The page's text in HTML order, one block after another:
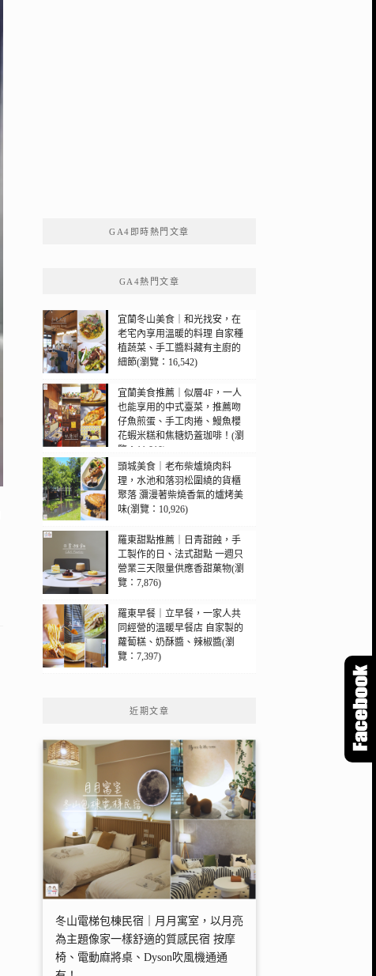
GA4即時熱門文章
GA4熱門文章
宜蘭冬山美食｜和光找安，在
老宅內享用溫暖的料理 自家種
植蔬菜、手工醬料藏有主廚的
細節(瀏覽：16,542)
宜蘭美食推薦｜似層4F，一人
也能享用的中式臺菜，推薦吻
仔魚煎蛋、手工肉捲、鰻魚櫻
花蝦米糕和焦糖奶蓋珈啡！(瀏
覽：11,010)
頭城美食｜老布柴爐燒肉料
理，水池和落羽松圍繞的貨櫃
聚落 瀰漫著柴燒香氣的爐烤美
味(瀏覽：10,926)
羅東甜點推薦｜日青甜蝕，手
工製作的日、法式甜點 一週只
營業三天限量供應香甜菓物(瀏
覽：7,876)
羅東早餐｜立早餐，一家人共
同經營的溫暖早餐店 自家製的
蘿蔔糕、奶酥醬、辣椒醬(瀏
覽：7,397)
近期文章
冬山電梯包棟民宿｜月月寓室，以月亮
為主題像家一樣舒適的質感民宿 按摩
椅、電動麻將桌、Dyson吹風機通通